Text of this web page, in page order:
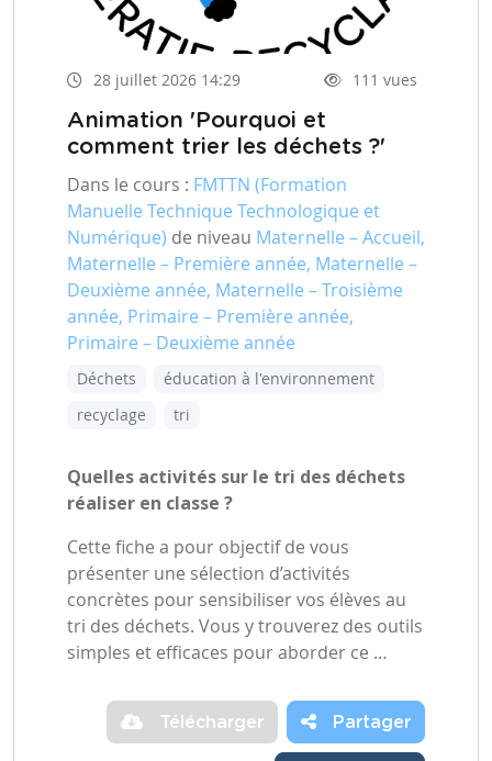
28 juillet 2026 14:29 111 vues
Animation 'Pourquoi et
comment trier les déchets ?'
Dans le cours : FMTTN (Formation
Manuelle Technique Technologique et
Numérique) de niveau Maternelle – Accueil,
Maternelle – Première année, Maternelle –
Deuxième année, Maternelle – Troisième
année, Primaire – Première année,
Primaire – Deuxième année
Déchets
éducation à l'environnement
recyclage
tri
Quelles activités sur le tri des déchets
réaliser en classe ?
Cette fiche a pour objectif de vous
présenter une sélection d’activités
concrètes pour sensibiliser vos élèves au
tri des déchets. Vous y trouverez des outils
simples et efficaces pour aborder ce …
Télécharger Partager